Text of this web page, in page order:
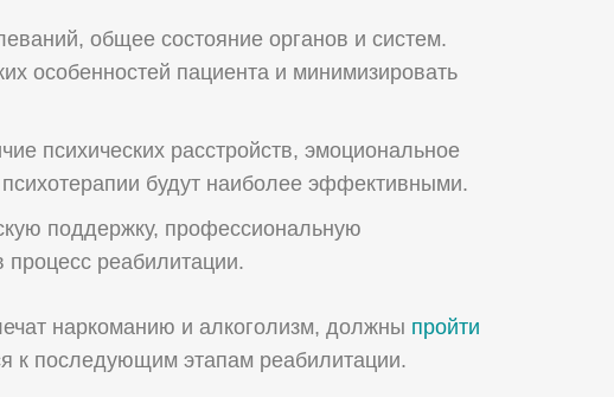
общее состояние органов и систем.
особенностей пациента и минимизировать
психических расстройств, эмоциональное
будут наиболее эффективными.
поддержку, профессиональную
процесс реабилитации.
наркоманию и алкоголизм, должны пройти
к последующим этапам реабилитации.